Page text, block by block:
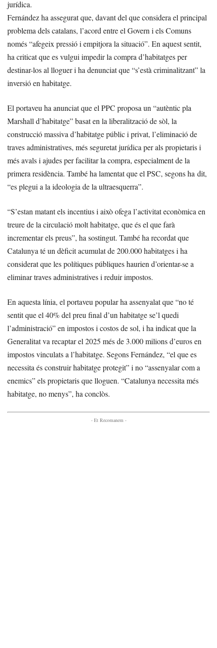
jurídica.
Fernández ha assegurat que, davant del que considera el principal
problema dels catalans, l’acord entre el Govern i els Comuns
només “afegeix pressió i empitjora la situació”. En aquest sentit,
ha criticat que es vulgui impedir la compra d’habitatges per
destinar-los al lloguer i ha denunciat que “s’està criminalitzant” la
inversió en habitatge.
El portaveu ha anunciat que el PPC proposa un “autèntic pla
Marshall d’habitatge” basat en la liberalització de sòl, la
construcció massiva d’habitatge públic i privat, l’eliminació de
traves administratives, més seguretat jurídica per als propietaris i
més avals i ajudes per facilitar la compra, especialment de la
primera residència. També ha lamentat que el PSC, segons ha dit,
“es plegui a la ideologia de la ultraesquerra”.
“S’estan matant els incentius i això ofega l’activitat econòmica en
treure de la circulació molt habitatge, que és el que farà
incrementar els preus”, ha sostingut. També ha recordat que
Catalunya té un dèficit acumulat de 200.000 habitatges i ha
considerat que les polítiques públiques haurien d’orientar-se a
eliminar traves administratives i reduir impostos.
En aquesta línia, el portaveu popular ha assenyalat que “no té
sentit que el 40% del preu final d’un habitatge se’l quedi
l’administració” en impostos i costos de sol, i ha indicat que la
Generalitat va recaptar el 2025 més de 3.000 milions d’euros en
impostos vinculats a l’habitatge. Segons Fernández, “el que es
necessita és construir habitatge protegit” i no “assenyalar com a
enemics” els propietaris que lloguen. “Catalunya necessita més
habitatge, no menys”, ha conclòs.
- Et Recomanem -